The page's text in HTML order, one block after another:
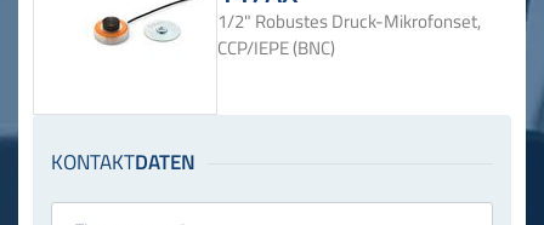
1/2" Robustes Druck-Mikrofonset,
CCP/IEPE (BNC)